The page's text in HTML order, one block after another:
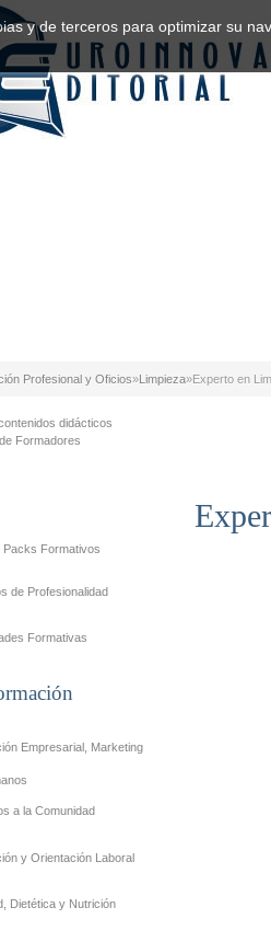
Profesional y Oficios»Limpieza»Experto en
didácticos
Formadores
Packs Formativos
de Profesionalidad
Formativas
Empresarial, Marketing
a la Comunidad
y Orientación Laboral
Dietética y Nutrición
y de terceros para optimizar su